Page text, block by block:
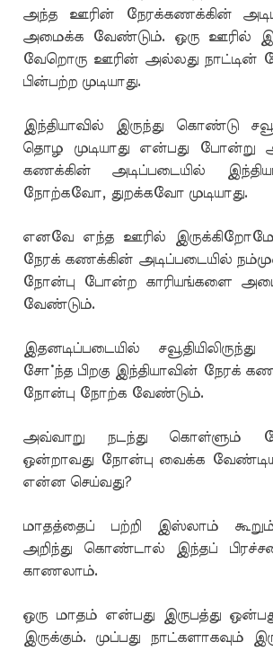
அந்த ஊரின் நேரக்கணக்கின்
அமைக்க வேண்டும். ஒரு ஊரில்
வேறொரு ஊரின் அல்லது நாட்டின்
பின்பற்ற முடியாது.
இந்தியாவில் இருந்து கொண்டு
தொழ முடியாது என்பது போன்று
கணக்கின் அடிப்படையில்
நோற்கவோ, துறக்கவோ முடியாது.
எனவே எந்த ஊரில்
நேரக் கணக்கின் அடிப்படையில்
நோன்பு போன்ற காரியங்களை
வேண்டும்.
இதனடிப்படையில்
சோ்ந்த பிறகு இந்தியாவின் நேரக்
நோன்பு நோற்க வேண்டும்.
அவ்வாறு நடந்து கொள்ளும்
ஒன்றாவது நோன்பு வைக்க
என்ன செய்வது?
மாதத்தைப் பற்றி இஸ்லாம்
அறிந்து கொண்டால் இந்தப்
காணலாம்.
ஒரு மாதம் என்பது இருபத்து
இருக்கும். முப்பது நாட்களாகவும்